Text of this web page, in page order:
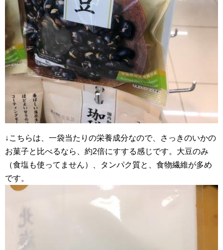
↓こちらは、一袋当たりの栄養成分なので、さっきのいかの
お菓子と比べるなら、約2倍にすする感じです。大豆のみ
（食塩も使ってません）、タンパク質と、食物繊維が多め
です。